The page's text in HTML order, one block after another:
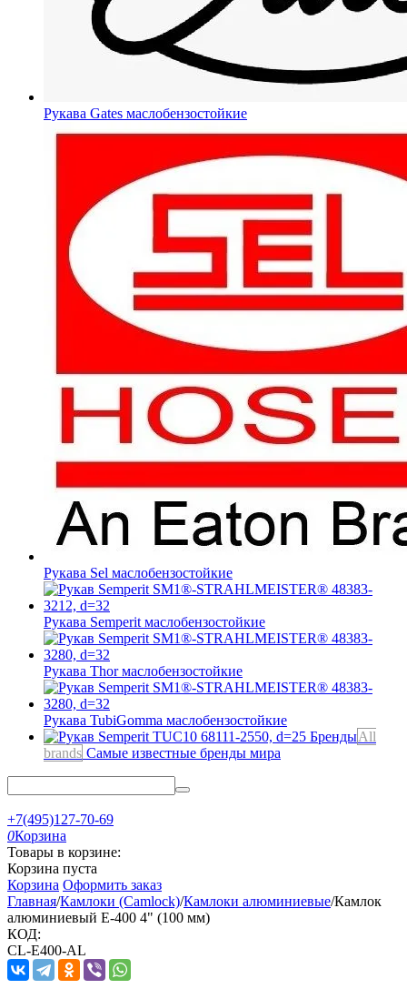
Рукава Gates маслобензостойкие
Рукава Sel маслобензостойкие
Рукава Semperit маслобензостойкие
Рукава Thorмаслобензостойкие
Рукава TubiGomma маслобензостойкие
БрендыAll
brands Самые известные бренды мира
+7(495)127-70-69
0Корзина
Товары в корзине:
Корзина пуста
Корзина Оформить заказ
Главная/Камлоки (Camlock)/Камлоки алюминиевые/Камлок
алюминиевый E-400 4" (100 мм)
КОД:
CL-E400-AL